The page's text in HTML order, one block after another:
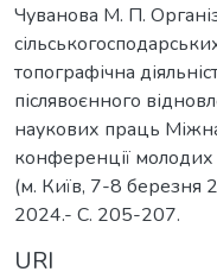
Чуванова М. П.
топографічна
післявоєнного
наукових праць
конференції молодих
(м. Київ, 7-8 березня
2024.- С. 205-207.
URI